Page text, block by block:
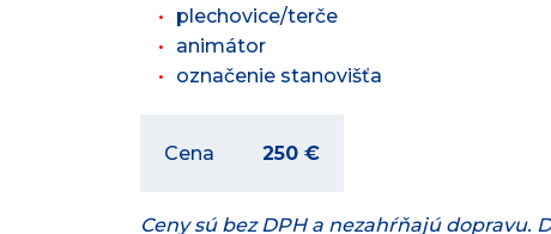
plechovice/terče
animátor
označenie stanovišťa
Cena 250 €
Ceny sú bez DPH a nezahŕňajú dopravu.